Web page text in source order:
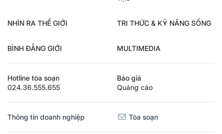
NHÌN RA THẾ GIỚI TRI THỨC & KỸ NĂNG SỐNG
BÌNH ĐẲNG GIỚI MULTIMEDIA
Hotline tòa soạn
024.36.555.655
Báo giá
Quảng cáo
Thông tin doanh nghiệp Tòa soạn